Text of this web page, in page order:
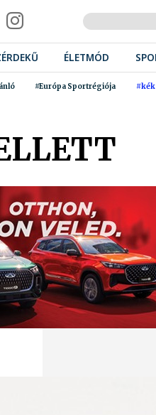
ÉLETMÓD
#Európa Sportrégiója #kék